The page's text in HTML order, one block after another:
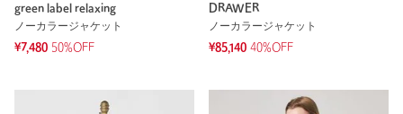
green label relaxing
ノーカラージャケット
¥7,480 50%OFF
DRAWER
ノーカラージャケット
¥85,140 40%OFF